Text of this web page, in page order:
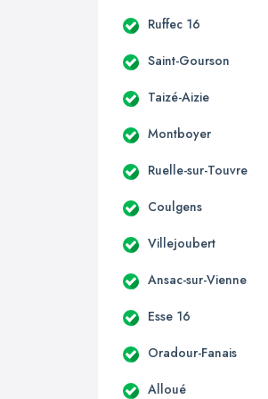
Ruffec 16
Saint-Gourson
Taizé-Aizie
Montboyer
Ruelle-sur-Touvre
Coulgens
Villejoubert
Ansac-sur-Vienne
Esse 16
Oradour-Fanais
Alloué